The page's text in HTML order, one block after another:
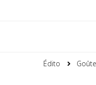
Édito